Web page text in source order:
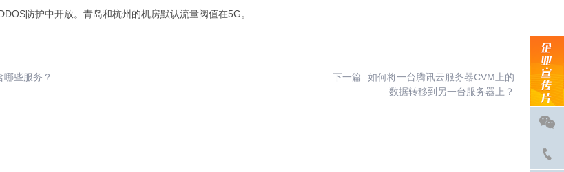
防护中开放。青岛和杭州的机房默认流量阀值在5G。
哪些服务？
下一篇 :如何将一台腾讯云服务器CVM上的
数据转移到另一台服务器上？